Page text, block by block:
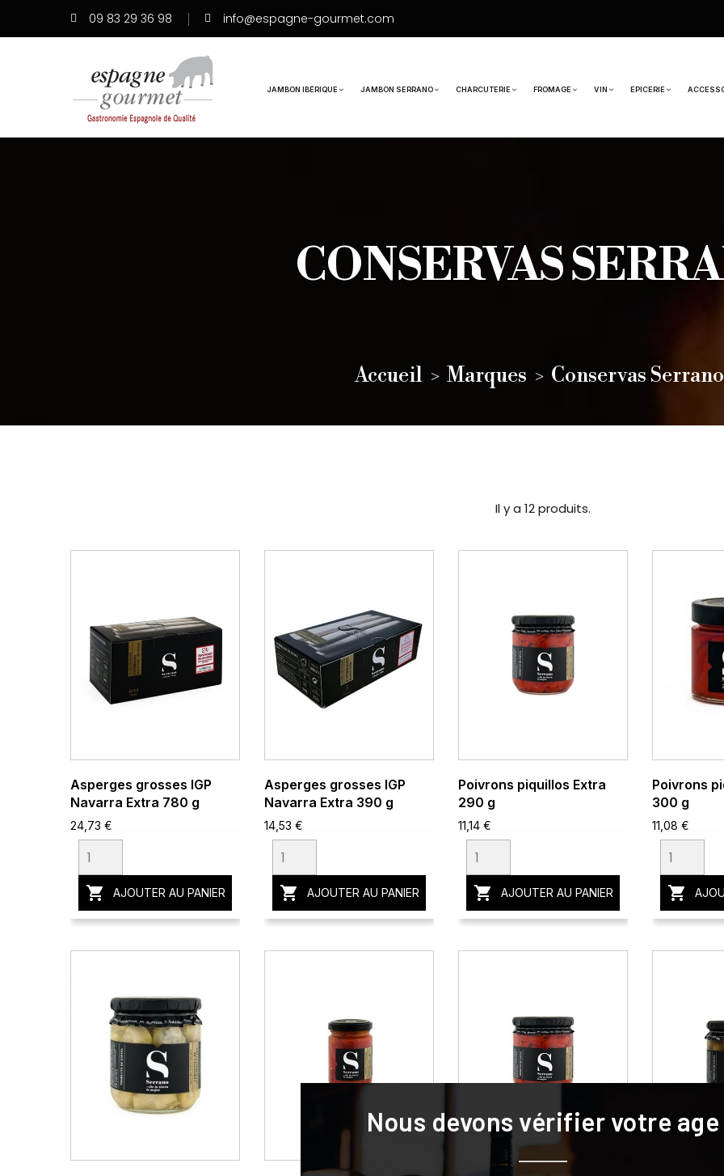
09 83 29 36 98 info@espagne-gourmet.com
JAMBON IBÉRIQUE JAMBON SERRANO CHARCUTERIE FROMAGE VIN EPICERIE
CONSERVAS
Accueil Marques Conservas Serrano
Il y a 12 produits.
Asperges grosses IGP
Navarra Extra 780 g
24,73 €
 AJOUTER AU PANIER
Asperges grosses IGP
Navarra Extra 390 g
14,53 €
 AJOUTER AU PANIER
Poivrons piquillos Extra
290 g
11,14 €
 AJOUTER AU PANIER
Poivrons
300 g
11,08 €

Nous devons vérifier votre age